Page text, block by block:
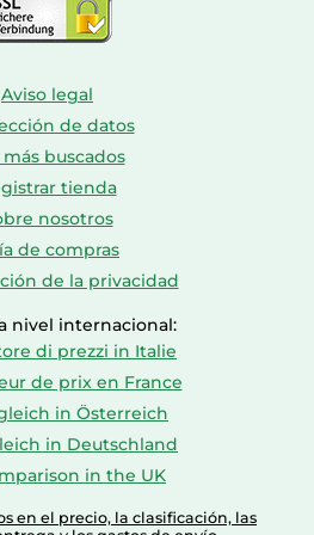
Aviso legal
de datos
más buscados
tienda
nosotros
de compras
de la privacidad
nivel internacional:
di prezzi in Italie
de prix en France
in Österreich
in Deutschland
in the UK
en el precio, la clasificación, las